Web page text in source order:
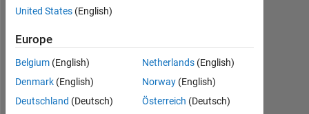
0
Follow
United States (English)
Europe
Belgium (English)
Denmark (English)
Deutschland (Deutsch)
Netherlands(English)
Norway(English)
Österreich (Deutsch)